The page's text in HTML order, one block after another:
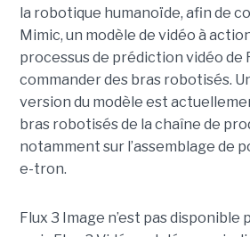
la robotique humanoïde, afin de
Mimic, un modèle de vidéo à
processus de prédiction vidéo de
commander des bras robotisés.
version du modèle est
bras robotisés de la chaîne de
notamment sur l’assemblage de
e-tron.
Flux 3 Image n’est pas disponible